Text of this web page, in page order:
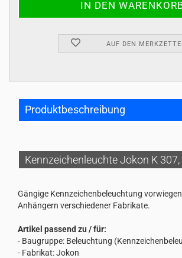
AUF DEN
Produktbeschreibung
Kennzeichenleuchte Jokon K
Gängige Kennzeichenbeleuchtung
Anhängern verschiedener Fabrikate.
Artikel passend zu / für:
- Baugruppe: Beleuchtung
- Fabrikat: Jokon